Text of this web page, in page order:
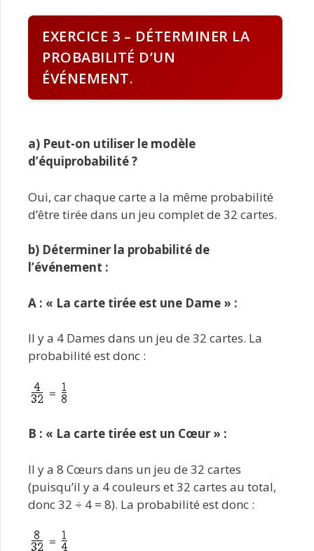
EXERCICE 3 – DÉTERMINER LA
PROBABILITÉ D’UN
ÉVÉNEMENT.
a) Peut-on utiliser le modèle
d’équiprobabilité ?
Oui, car chaque carte a la même probabilité
d’être tirée dans un jeu complet de 32 cartes.
b) Déterminer la probabilité de
l’événement :
A : « La carte tirée est une Dame » :
Il y a 4 Dames dans un jeu de 32 cartes. La
probabilité est donc :
=
B : « La carte tirée est un Cœur » :
Il y a 8 Cœurs dans un jeu de 32 cartes
(puisqu’il y a 4 couleurs et 32 cartes au total,
donc 32 ÷ 4 = 8). La probabilité est donc :
=